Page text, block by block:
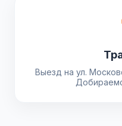
Выезд на ул.